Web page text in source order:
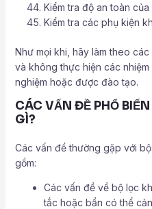
Kiểm tra độ an toàn của
Kiểm tra các phụ kiện
Như mọi khi, hãy làm theo
và không thực hiện các
nghiệm hoặc được đào tạo.
CÁC VẤN ĐỀ PHỔ
GÌ?
Các vấn đề thường gặp với
gồm:
Các vấn đề về bộ lọc
tắc hoặc bẩn có thể